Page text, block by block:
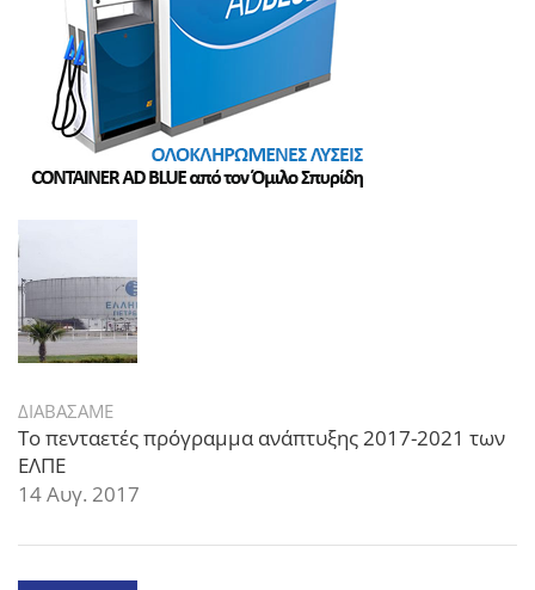
ΔΙΑΒΑΣΑΜΕ
Το πενταετές πρόγραμμα ανάπτυξης 2017-2021 των
ΕΛΠΕ
14 Αυγ. 2017